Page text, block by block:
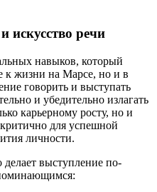
искусство речи
навыков, который
к жизни на Марсе, но и в
говорить и выступать
и убедительно излагать
карьерному росту, но и
для успешной
личности.
делает выступление по-